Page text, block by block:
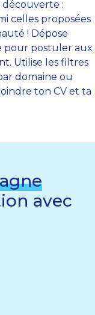
:
celles proposées
! Dépose
pour postuler aux
Utilise les filtres
domaine ou
ton CV et ta
avec